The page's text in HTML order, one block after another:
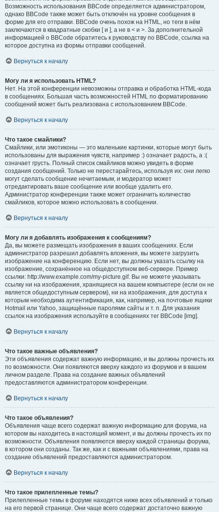
Возможность использования BBCode определяется администратором,
однако BBCode также может быть отключён на уровне сообщения в
форме для его отправки. BBCode очень похож на HTML, но теги в нём
заключаются в квадратные скобки [ и ], а не в < и >. За дополнительной
информацией о BBCode обратитесь к руководству по BBCode, ссылка на
которое доступна из формы отправки сообщений.
Вернуться к началу
Могу ли я использовать HTML?
Нет. На этой конференции невозможны отправка и обработка HTML-кода
в сообщениях. Большая часть возможностей HTML по форматированию
сообщений может быть реализована с использованием BBCode.
Вернуться к началу
Что такое смайлики?
Смайлики, или эмотиконы — это маленькие картинки, которые могут быть
использованы для выражения чувств, например :) означает радость, а :(
означает грусть. Полный список смайликов можно увидеть в форме
создания сообщений. Только не перестарайтесь, используя их: они легко
могут сделать сообщение нечитаемым, и модератор может
отредактировать ваше сообщение или вообще удалить его.
Администратор конференции также может ограничить количество
смайликов, которое можно использовать в сообщении.
Вернуться к началу
Могу ли я добавлять изображения к сообщениям?
Да, вы можете размещать изображения в ваших сообщениях. Если
администратор разрешил добавлять вложения, вы можете загрузить
изображение на конференцию. Если нет, вы должны указать ссылку на
изображение, сохранённое на общедоступном веб-сервере. Пример
ссылки: http://www.example.com/my-picture.gif. Вы не можете указывать
ссылку ни на изображения, хранящиеся на вашем компьютере (если он не
является общедоступным сервером), ни на изображения, для доступа к
которым необходима аутентификация, как, например, на почтовые ящики
Hotmail или Yahoo, защищённые паролями сайты и т. п. Для указания
ссылок на изображения используйте в сообщениях тег BBCode [img].
Вернуться к началу
Что такое важные объявления?
Эти объявления содержат важную информацию, и вы должны прочесть их
по возможности. Они появляются вверху каждого из форумов и в вашем
личном разделе. Права на создание важных объявлений
предоставляются администратором конференции.
Вернуться к началу
Что такое объявления?
Объявления чаще всего содержат важную информацию для форума, на
котором вы находитесь в настоящий момент, и вы должны прочесть их по
возможности. Объявления появляются вверху каждой страницы форума,
в котором они созданы. Так же, как и с важными объявлениями, права на
создание объявлений предоставляются администратором.
Вернуться к началу
Что такое прилепленные темы?
Прилепленные темы в форуме находятся ниже всех объявлений и только
на его первой странице. Они чаще всего содержат достаточно важную